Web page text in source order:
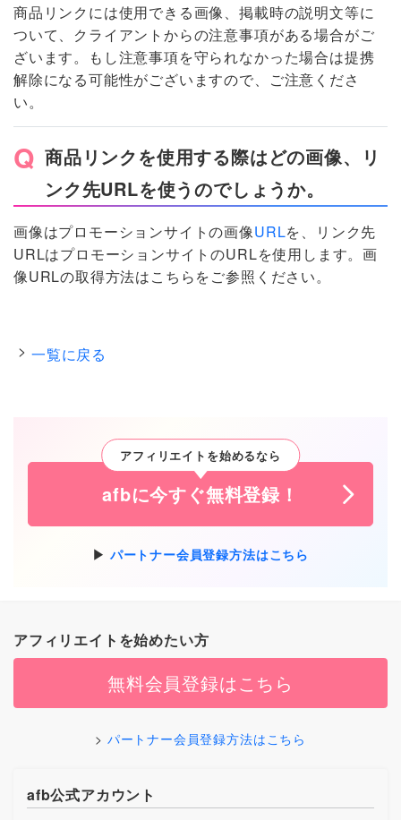
商品リンクには使用できる画像、掲載時の説明文等に
ついて、クライアントからの注意事項がある場合がご
ざいます。もし注意事項を守られなかった場合は提携
解除になる可能性がございますので、ご注意くださ
い。
商品リンクを使用する際はどの画像、リ
ンク先URLを使うのでしょうか。
画像はプロモーションサイトの画像URLを、リンク先
URLはプロモーションサイトのURLを使用します。画
像URLの取得方法はこちらをご参照ください。
一覧に戻る
アフィリエイトを始めるなら
afbに今すぐ無料登録！
パートナー会員登録方法はこちら
アフィリエイトを始めたい方
無料会員登録はこちら
パートナー会員登録方法はこちら
afb公式アカウント